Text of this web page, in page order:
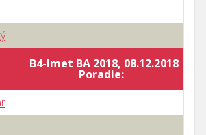
B4-Imet BA 2018, 08.12.2018
Poradie: